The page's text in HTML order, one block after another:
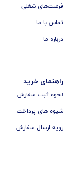
فرصت‌های شغلی
تماس با ما
درباره ما
راهنمای خرید
نحوه ثبت سفارش
شیوه های پرداخت
رویه ارسال سفارش